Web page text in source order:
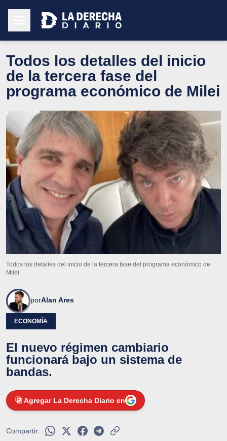
Todos los detalles del inicio
de la tercera fase del
programa económico de Milei
Todos los detalles del inicio de la tercera fase del programa económico de
Milei
porAlan Ares
ECONOMÍA
El nuevo régimen cambiario
funcionará bajo un sistema de
bandas.
Agregar La Derecha Diario en
Compartir: